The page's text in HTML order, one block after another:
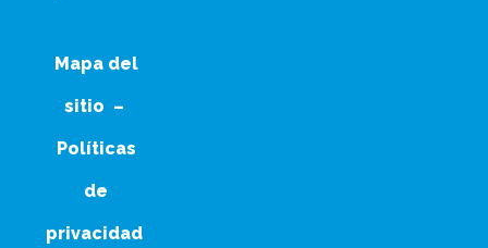
Mapa del
sitio –
Políticas
de
privacidad